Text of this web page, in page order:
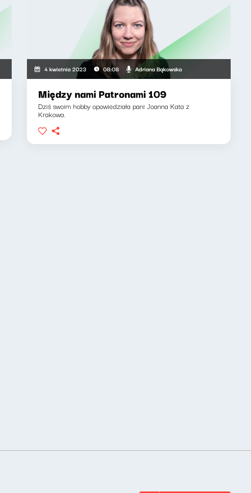
4 kwietnia 2023 08:08 Adriana Bąkowska
Między nami Patronami 109
Dziś swoim hobby opowiedziała pani Joanna Kata z
Krakowa.